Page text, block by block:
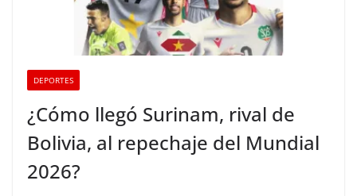
DEPORTES
¿Cómo llegó Surinam, rival de
Bolivia, al repechaje del Mundial
2026?